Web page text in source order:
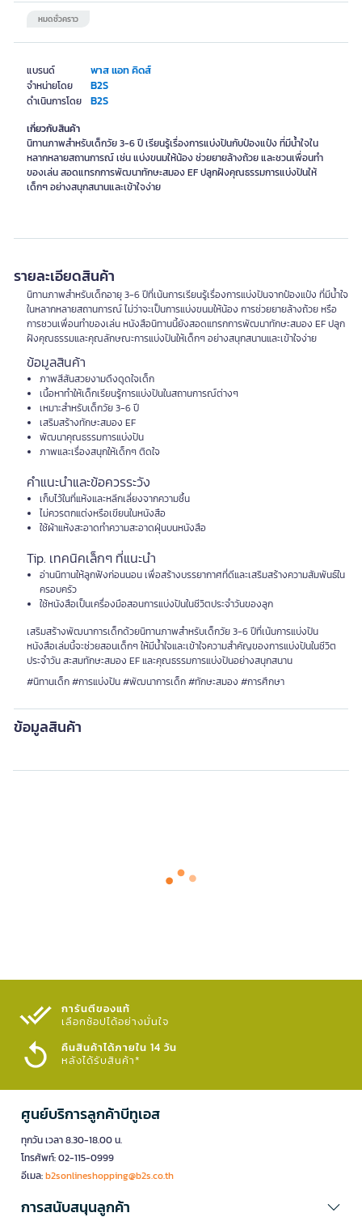
แบรนด์ พาส แอท คิดส์
จำหน่ายโดย B2S
ดำเนินการโดย B2S
หมดชั่วคราว
เกี่ยวกับสินค้า
นิทานภาพสำหรับเด็กวัย 3-6 ปี เรียนรู้เรื่องการแบ่งปันกับป๋องแป๋ง ที่มีน้ำใจใน
หลากหลายสถานการณ์ เช่น แบ่งขนมให้น้อง ช่วยยายล้างถ้วย และชวนเพื่อนทำ
ของเล่น สอดแทรกการพัฒนาทักษะสมอง EF ปลูกฝังคุณธรรมการแบ่งปันให้
เด็กๆ อย่างสนุกสนานและเข้าใจง่าย
รายละเอียดสินค้า
นิทานภาพสำหรับเด็กอายุ 3-6 ปีที่เน้นการเรียนรู้เรื่องการแบ่งปันจากป๋องแป๋ง ที่มีน้ำใจ
ในหลากหลายสถานการณ์ ไม่ว่าจะเป็นการแบ่งขนมให้น้อง การช่วยยายล้างถ้วย หรือ
การชวนเพื่อนทำของเล่น หนังสือนิทานนี้ยังสอดแทรกการพัฒนาทักษะสมอง EF ปลูก
ฝังคุณธรรมและคุณลักษณะการแบ่งปันให้เด็กๆ อย่างสนุกสนานและเข้าใจง่าย
ข้อมูลสินค้า
ภาพสีสันสวยงามดึงดูดใจเด็ก
เนื้อหาทำให้เด็กเรียนรู้การแบ่งปันในสถานการณ์ต่างๆ
เหมาะสำหรับเด็กวัย 3-6 ปี
เสริมสร้างทักษะสมอง EF
พัฒนาคุณธรรมการแบ่งปัน
ภาพและเรื่องสนุกให้เด็กๆ ติดใจ
คำแนะนำและข้อควรระวัง
เก็บไว้ในที่แห้งและหลีกเลี่ยงจากความชื้น
ไม่ควรตกแต่งหรือเขียนในหนังสือ
ใช้ผ้าแห้งสะอาดทำความสะอาดฝุ่นบนหนังสือ
Tip. เทคนิคเล็กๆ ที่แนะนำ
อ่านนิทานให้ลูกฟังก่อนนอน เพื่อสร้างบรรยากาศที่ดีและเสริมสร้างความสัมพันธ์ใน
ครอบครัว
ใช้หนังสือเป็นเครื่องมือสอนการแบ่งปันในชีวิตประจำวันของลูก
เสริมสร้างพัฒนาการเด็กด้วยนิทานภาพสำหรับเด็กวัย 3-6 ปีที่เน้นการแบ่งปัน
หนังสือเล่มนี้จะช่วยสอนเด็กๆ ให้มีน้ำใจและเข้าใจความสำคัญของการแบ่งปันในชีวิต
ประจำวัน สะสมทักษะสมอง EF และคุณธรรมการแบ่งปันอย่างสนุกสนาน
#นิทานเด็ก #การแบ่งปัน #พัฒนาการเด็ก #ทักษะสมอง #การศึกษา
ข้อมูลสินค้า
การันตีของแท้
เลือกช้อปได้อย่างมั่นใจ​
คืนสินค้าได้ภายใน 14 วัน
หลังได้รับสินค้า*
ศูนย์บริการลูกค้าบีทูเอส
ทุกวัน เวลา 8.30-18.00 น.
โทรศัพท์: 02-115-0999
อีเมล:b2sonlineshopping@b2s.co.th
การสนับสนุนลูกค้า